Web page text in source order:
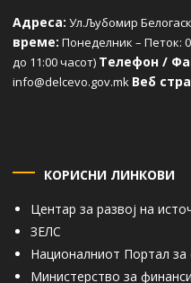
Адреса: Ул.Љубомир
време: Понеделник – Петок:
до 11:00 часот) Телефон /
info@delcevo.gov.mk Веб
КОРИСНИ ЛИНКОВИ
Центар за развој на
ЗЕЛС
Националниот Портал за
Министерство за